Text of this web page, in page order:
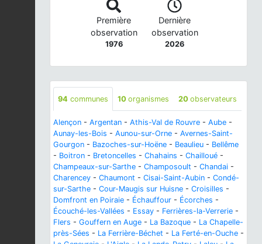
Première
observation
1976
Dernière
observation
2026
94 communes 10 organismes 20 observateurs
Alençon - Argentan - Athis-Val de Rouvre - Aube -
Aunay-les-Bois - Aunou-sur-Orne - Avernes-Saint-
Gourgon - Bazoches-sur-Hoëne - Beaulieu - Bellême
- Boitron - Bretoncelles - Chahains - Chailloué -
Champeaux-sur-Sarthe - Champosoult - Chandai -
Charencey - Chaumont - Cisai-Saint-Aubin - Condé-
sur-Sarthe - Cour-Maugis sur Huisne - Croisilles -
Domfront en Poiraie - Échauffour - Écorches -
Écouché-les-Vallées - Essay - Ferrières-la-Verrerie -
Flers - Gouffern en Auge - La Bazoque - La Chapelle-
près-Sées - La Ferrière-Béchet - La Ferté-en-Ouche -